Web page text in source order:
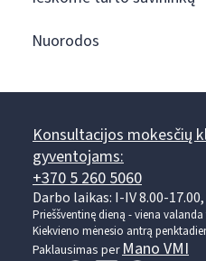
Nuorodos
Konsultacijos mokesčių
gyventojams:
+370 5 260 5060
Darbo laikas: I-IV 8.00-17.00,
Prieššventinę dieną - viena
Kiekvieno mėnesio antrą
Paklausimas per Mano VMI